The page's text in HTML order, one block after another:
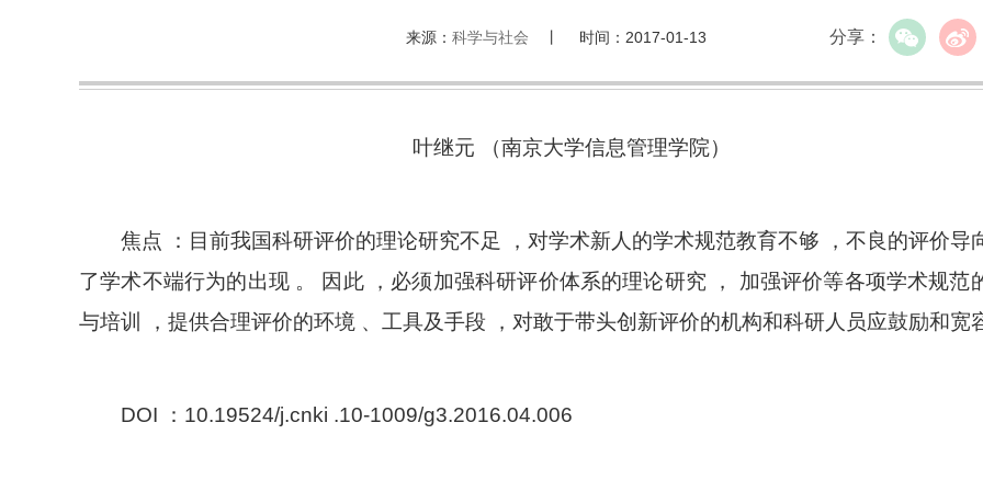
来源： 科学与社会 丨 时间：2017-01-13 分享：
叶继元 （南京大学信息管理学院）
焦点 ：目前我国科研评价的理论研究不足 ，对学术新人的学术规范教育不够 ，不良的评价导
了学术不端行为的出现 。 因此 ，必须加强科研评价体系的理论研究 ， 加强评价等各项学术规范
与培训 ，提供合理评价的环境 、工具及手段 ，对敢于带头创新评价的机构和科研人员应鼓励和宽
DOI ：10.19524/j.cnki .10-1009/g3.2016.04.006